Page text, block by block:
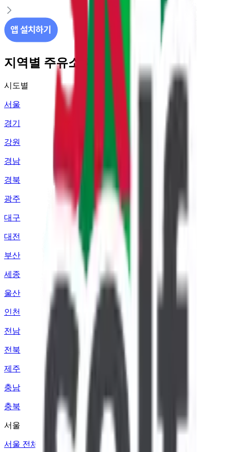
지역별 주유소 가격 정보
시도별
서울
경기
강원
경남
경북
광주
대구
대전
부산
세종
울산
인천
전남
전북
제주
충남
충북
서울
서울 전체